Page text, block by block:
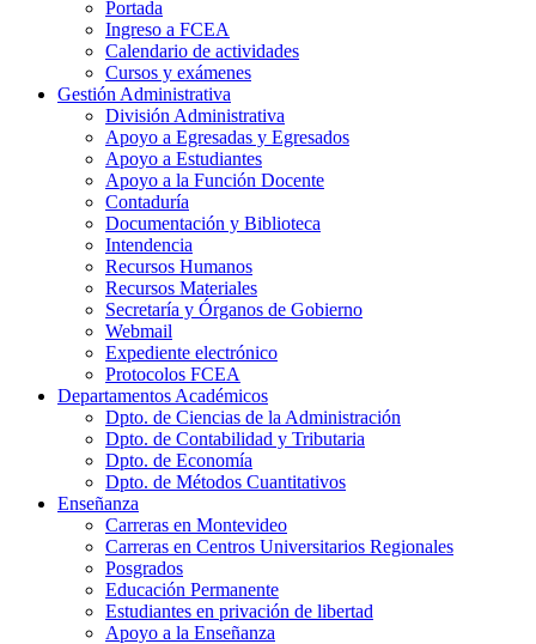
Portada
Ingreso a FCEA
Calendario de actividades
Cursos y exámenes
Gestión Administrativa
División Administrativa
Apoyo a Egresadas y Egresados
Apoyo a Estudiantes
Apoyo a la Función Docente
Contaduría
Documentación y Biblioteca
Intendencia
Recursos Humanos
Recursos Materiales
Secretaría y Órganos de Gobierno
Webmail
Expediente electrónico
Protocolos FCEA
Departamentos Académicos
Dpto. de Ciencias de la Administración
Dpto. de Contabilidad y Tributaria
Dpto. de Economía
Dpto. de Métodos Cuantitativos
Enseñanza
Carreras en Montevideo
Carreras en Centros Universitarios Regionales
Posgrados
Educación Permanente
Estudiantes en privación de libertad
Apoyo a la Enseñanza